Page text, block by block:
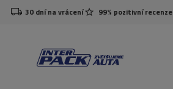
30 dní na vrácení 99% pozitivní recenze